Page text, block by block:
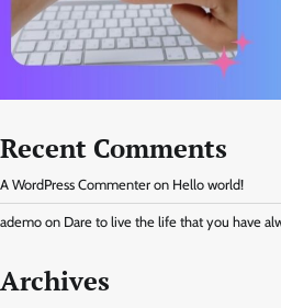
Recent Comments
A WordPress Commenter on Hello world!
ademo on Dare to live the life that you have
Archives